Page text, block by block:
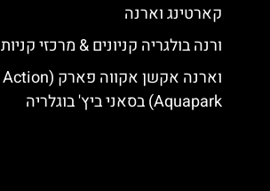
קארטינג וארנה
ורנה בולגריה קניונים & מרכזי קניות
וארנה אקשן אקווה פארק (Action
Aquapark) בסאני ביץ' בוגלריה